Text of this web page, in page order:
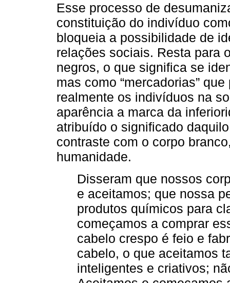
Esse processo de
constituição do indivíduo
bloqueia a possibilidade de
relações sociais. Resta para
negros, o que significa se
mas como “mercadorias”
realmente os indivíduos na
aparência a marca da
atribuído o significado
contraste com o corpo
humanidade.
Disseram que nossos
e aceitamos; que nossa
produtos químicos para
começamos a comprar
cabelo crespo é feio e
cabelo, o que aceitamos
inteligentes e criativos;